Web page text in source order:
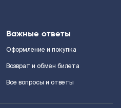
Важные ответы
Оформление и покупка
Возврат и обмен билета
Все вопросы и ответы